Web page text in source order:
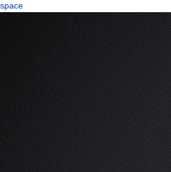
space